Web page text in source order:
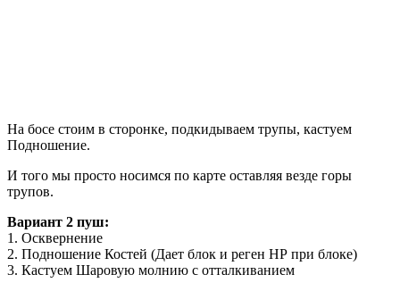
На босе стоим в сторонке, подкидываем трупы, кастуем
Подношение.
И того мы просто носимся по карте оставляя везде горы
трупов.
Вариант 2 пуш:
1. Осквернение
2. Подношение Костей (Дает блок и реген НР при блоке)
3. Кастуем Шаровую молнию с отталкиванием